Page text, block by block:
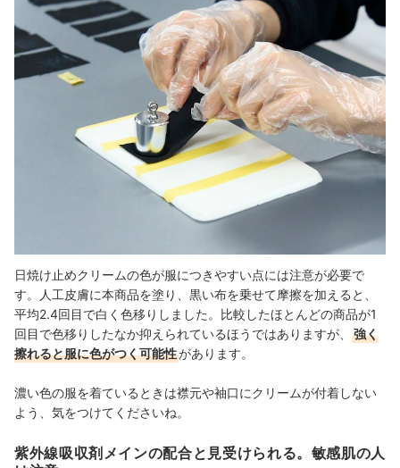
日焼け止めクリームの色が服につきやすい点には注意が必要で
す。人工皮膚に本商品を塗り、黒い布を乗せて摩擦を加えると、
平均2.4回目で白く色移りしました。比較したほとんどの商品が1
回目で色移りしたなか抑えられているほうではありますが、
強く
擦れると服に色がつく可能性があります。
濃い色の服を着ているときは襟元や袖口にクリームが付着しない
よう、気をつけてくださいね。
紫外線吸収剤メインの配合と見受けられる。敏感肌の人